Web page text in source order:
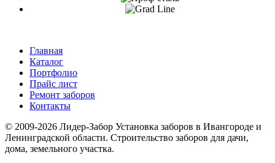
Главная
Каталог
Портфолио
Прайс лист
Ремонт заборов
Контакты
© 2009-2026 Лидер-Забор Установка заборов в Ивангороде и
Ленинградской области. Строительство заборов для дачи,
дома, земельного участка.